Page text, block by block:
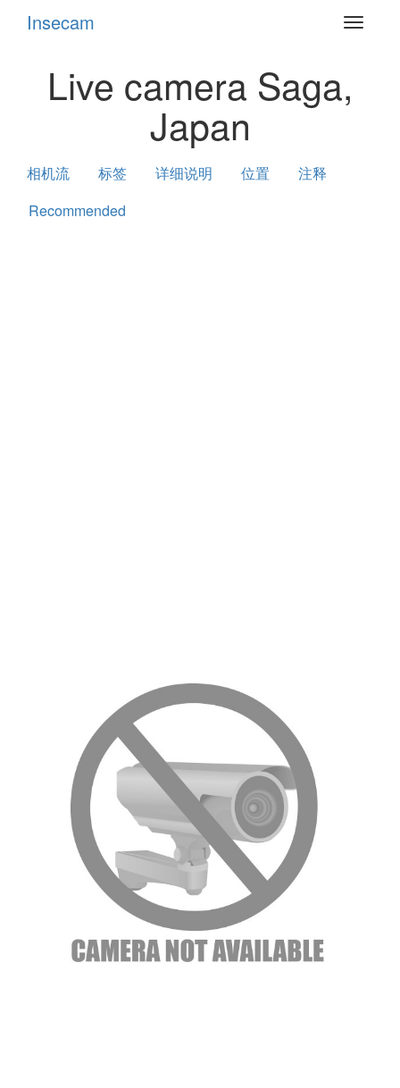
Toggle
Insecam
Live camera Saga,
Japan
相机流 标签 详细说明 位置
注释
Recommended